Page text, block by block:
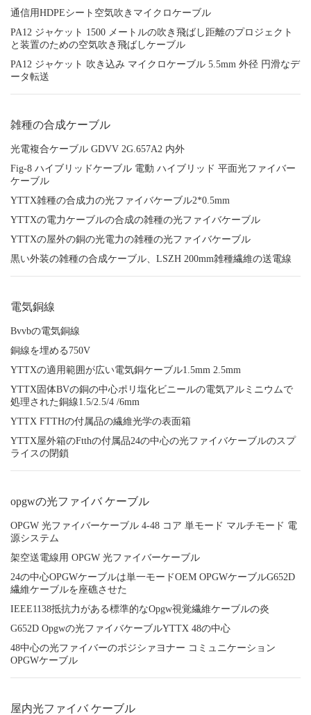
通信用HDPEシート空気吹きマイクロケーブル
PA12 ジャケット 1500 メートルの吹き飛ばし距離のプロジェクト
と装置のための空気吹き飛ばしケーブル
PA12 ジャケット 吹き込み マイクロケーブル 5.5mm 外径 円滑なデ
ータ転送
雑種の合成ケーブル
光電複合ケーブル GDVV 2G.657A2 内外
Fig-8 ハイブリッドケーブル 電動 ハイブリッド 平面光ファイバー
ケーブル
YTTX雑種の合成力の光ファイバケーブル2*0.5mm
YTTXの電力ケーブルの合成の雑種の光ファイバケーブル
YTTXの屋外の銅の光電力の雑種の光ファイバケーブル
黒い外装の雑種の合成ケーブル、LSZH 200mm雑種繊維の送電線
電気銅線
Bvvbの電気銅線
銅線を埋める750V
YTTXの適用範囲が広い電気銅ケーブル1.5mm 2.5mm
YTTX固体BVの銅の中心ポリ塩化ビニールの電気アルミニウムで
処理された銅線1.5/2.5/4 /6mm
YTTX FTTHの付属品の繊維光学の表面箱
YTTX屋外箱のFtthの付属品24の中心の光ファイバケーブルのスプ
ライスの閉鎖
opgwの光ファイバ ケーブル
OPGW 光ファイバーケーブル 4-48 コア 単モード マルチモード 電
源システム
架空送電線用 OPGW 光ファイバーケーブル
24の中心OPGWケーブルは単一モードOEM OPGWケーブルG652D
繊維ケーブルを座礁させた
IEEE1138抵抗力がある標準的なOpgw視覚繊維ケーブルの炎
G652D Opgwの光ファイバケーブルYTTX 48の中心
48中心の光ファイバーのポジシァヨナー コミュニケーション
OPGWケーブル
屋内光ファイバ ケーブル